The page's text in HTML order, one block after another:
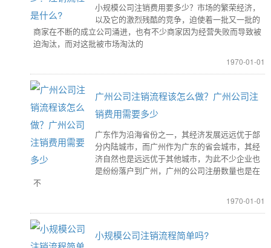
小规模公司注销费用要多少？市场的繁荣经济，
以及它的激烈残酷的竞争，迫使着一批又一批的
商家在不断的成立公司涌进，也有不少商家因为经营失败而导致被
迫淘汰，而对这批被市场淘汰的
1970-01-01
广州公司注销流程该怎么做？广州公司注
销费用需要多少
广东作为沿海省份之一，其经济发展远远优于部
分内陆城市，而广州作为广东的省会城市，其经
济自然也是远远优于其他城市，为此不少企业也
是纷纷落户到广州，广州的公司注册数量也是在
不
1970-01-01
小规模公司注销流程简单吗?